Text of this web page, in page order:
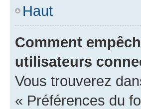
Haut
Comment
utilisateurs
Vous trouverez
« Préférences du